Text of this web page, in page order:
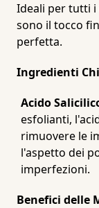
Ideali per tutti i
sono il tocco
perfetta.
Ingredienti
Acido
esfolianti,
rimuovere le
l'aspetto dei
imperfezioni.
Benefici delle